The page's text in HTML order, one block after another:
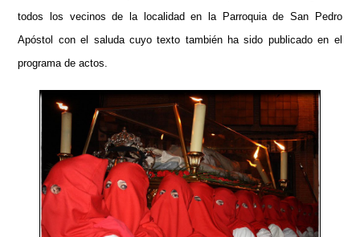
todos los vecinos de la localidad en la Parroquia de San Pedro
Apóstol con el saluda cuyo texto también ha sido publicado en el
programa de actos.